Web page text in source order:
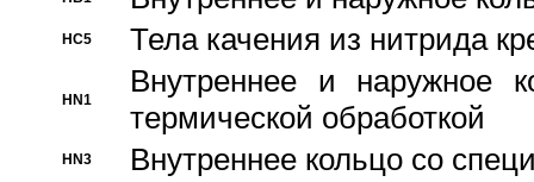
HC5 Тела качения из нитрида
HN1
Bнутреннее и наружное
термической обработкой
HN3 Внутреннее кольцо со